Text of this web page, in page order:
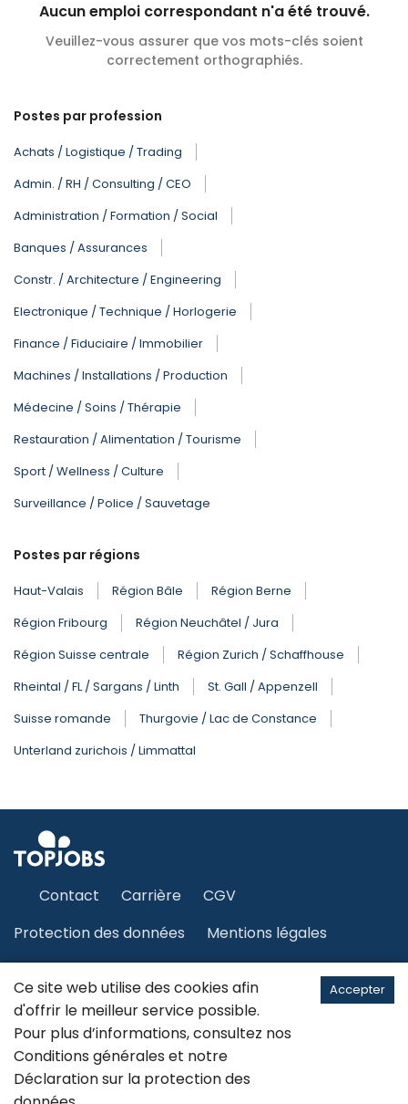
Aucun emploi correspondant n'a été trouvé.
Veuillez-vous assurer que vos mots-clés soient
correctement orthographiés.
Postes par profession
Achats / Logistique / Trading
Admin. / RH / Consulting / CEO
Administration / Formation / Social
Banques / Assurances
Constr. / Architecture / Engineering
Electronique / Technique / Horlogerie
Finance / Fiduciaire / Immobilier
Machines / Installations / Production
Médecine / Soins / Thérapie
Restauration / Alimentation / Tourisme
Sport / Wellness / Culture
Surveillance / Police / Sauvetage
Postes par régions
Haut-Valais Région Bâle
Région Berne
Région Fribourg
Région Neuchâtel / Jura
Région Suisse centrale
Région Zurich / Schaffhouse
Rheintal / FL / Sargans / Linth
St. Gall / Appenzell
Suisse romande
Thurgovie / Lac de Constance
Unterland zurichois / Limmattal
Contact Carrière
CGV
Protection des données
Mentions légales
Français
Ce site web utilise des cookies afin
d'offrir le meilleur service possible.
Pour plus d’informations, consultez nos
Conditions générales et notre
Déclaration sur la protection des
Accepter